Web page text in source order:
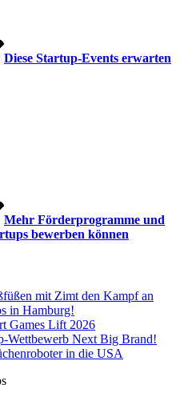
Diese Startup-Events erwarten
Mehr Förderprogramme und
bewerben können
mit Zimt den Kampf an
in Hamburg!
Games Lift 2026
Wettbewerb Next Big Brand!
in die USA